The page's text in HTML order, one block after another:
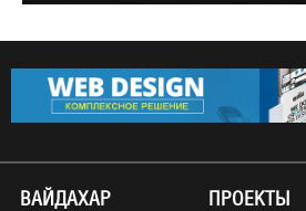
ВАЙДАХАР ПРОЕКТЫ